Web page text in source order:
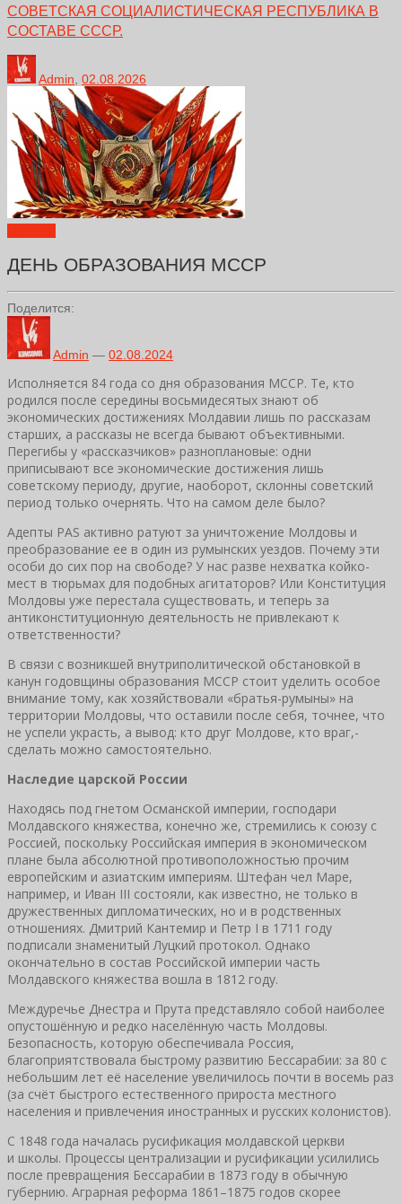
СОВЕТСКАЯ СОЦИАЛИСТИЧЕСКАЯ РЕСПУБЛИКА В
СОСТАВЕ СССР.
Admin 02.08.2026
ДЕНЬ ОБРАЗОВАНИЯ МССР
Поделится:
Admin — 02.08.2024
Исполняется 84 года со дня образования МССР. Те, кто
родился после середины восьмидесятых знают об
экономических достижениях Молдавии лишь по рассказам
старших, а рассказы не всегда бывают объективными.
Перегибы у «рассказчиков» разноплановые: одни
приписывают все экономические достижения лишь
советскому периоду, другие, наоборот, склонны советский
период только очернять. Что на самом деле было?
Адепты PAS активно ратуют за уничтожение Молдовы и
преобразование ее в один из румынских уездов. Почему эти
особи до сих пор на свободе? У нас разве нехватка койко-
мест в тюрьмах для подобных агитаторов? Или Конституция
Молдовы уже перестала существовать, и теперь за
антиконституционную деятельность не привлекают к
ответственности?
В связи с возникшей внутриполитической обстановкой в
канун годовщины образования МССР стоит уделить особое
внимание тому, как хозяйствовали «братья-румыны» на
территории Молдовы, что оставили после себя, точнее, что
не успели украсть, а вывод: кто друг Молдове, кто враг,-
сделать можно самостоятельно.
Наследие царской России
Находясь под гнетом Османской империи, господари
Молдавского княжества, конечно же, стремились к союзу с
Россией, поскольку Российская империя в экономическом
плане была абсолютной противоположностью прочим
европейским и азиатским империям. Штефан чел Маре,
например, и Иван III состояли, как известно, не только в
дружественных дипломатических, но и в родственных
отношениях. Дмитрий Кантемир и Петр I в 1711 году
подписали знаменитый Луцкий протокол. Однако
окончательно в состав Российской империи часть
Молдавского княжества вошла в 1812 году.
Междуречье Днестра и Прута представляло собой наиболее
опустошённую и редко населённую часть Молдовы.
Безопасность, которую обеспечивала Россия,
благоприятствовала быстрому развитию Бессарабии: за 80 с
небольшим лет её население увеличилось почти в восемь раз
(за счёт быстрого естественного прироста местного
населения и привлечения иностранных и русских колонистов).
С 1848 года началась русификация молдавской церкви
и школы. Процессы централизации и русификации усилились
после превращения Бессарабии в 1873 году в обычную
губернию. Аграрная реформа 1861–1875 годов скорее